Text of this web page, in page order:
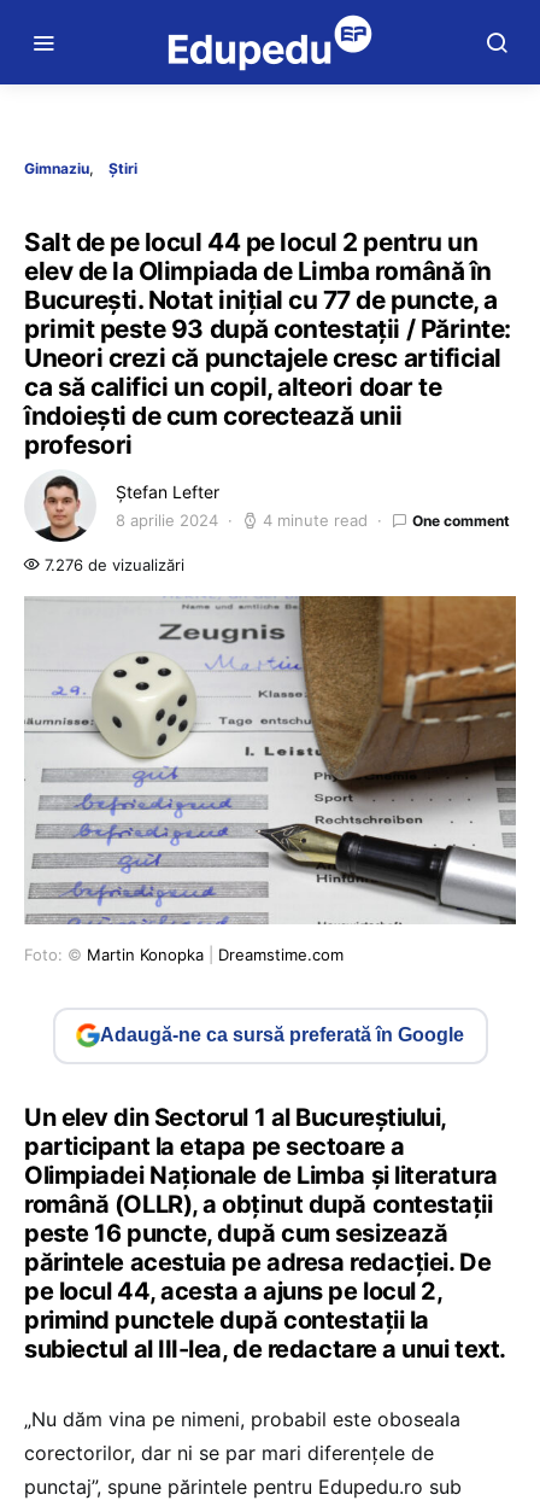
Gimnaziu Știri
Salt de pe locul 44 pe locul 2 pentru un
elev de la Olimpiada de Limba română în
București. Notat inițial cu 77 de puncte, a
primit peste 93 după contestații / Părinte:
Uneori crezi că punctajele cresc artificial
ca să califici un copil, alteori doar te
îndoiești de cum corectează unii
profesori
Ștefan Lefter
8 aprilie 2024 4 minute read One comment
7.276 de vizualizări
Foto: © Martin Konopka Dreamstime.com
Adaugă-ne ca sursă preferată în Google
Un elev din Sectorul 1 al Bucureștiului,
participant la etapa pe sectoare a
Olimpiadei Naționale de Limba și literatura
română (OLLR), a obținut după contestații
peste 16 puncte, după cum sesizează
părintele acestuia pe adresa redacției. De
pe locul 44, acesta a ajuns pe locul 2,
primind punctele după contestații la
subiectul al III-lea, de redactare a unui text.
„Nu dăm vina pe nimeni, probabil este oboseala
corectorilor, dar ni se par mari diferențele de
punctaj”, spune părintele pentru Edupedu.ro sub